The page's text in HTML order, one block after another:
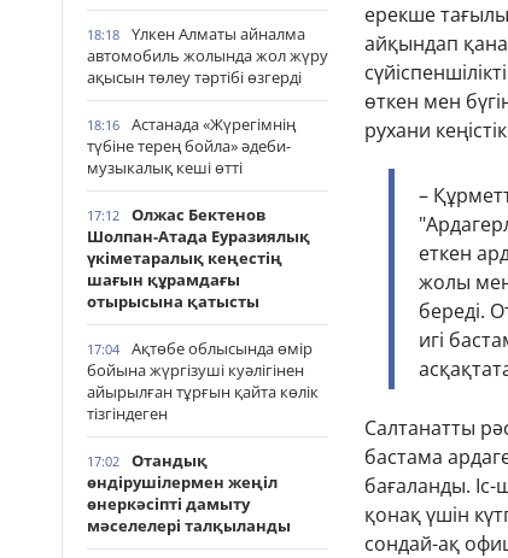
18:18
Үлкен Алматы айналма
автомобиль жолында жол жүру
ақысын төлеу тәртібі өзгерді
18:16
Астанада «Жүрегімнің
түбіне терең бойла» әдеби-
музыкалық кеші өтті
17:12
Олжас Бектенов
Шолпан-Атада Еуразиялық
үкіметаралық кеңестің
шағын құрамдағы
отырысына қатысты
17:04
Ақтөбе облысында өмір
бойына жүргізуші куәлігінен
айырылған тұрғын қайта көлік
тізгіндеген
17:02
Отандық
өндірушілермен жеңіл
өнеркәсіпті дамыту
мәселелері талқыланды
ерекше
айқындап
өткен мен
рухани
–
еткен
жолы мен
береді.
игі
Салтанатты
бастама
бағаланды.
қонақ үшін
сондай-ақ